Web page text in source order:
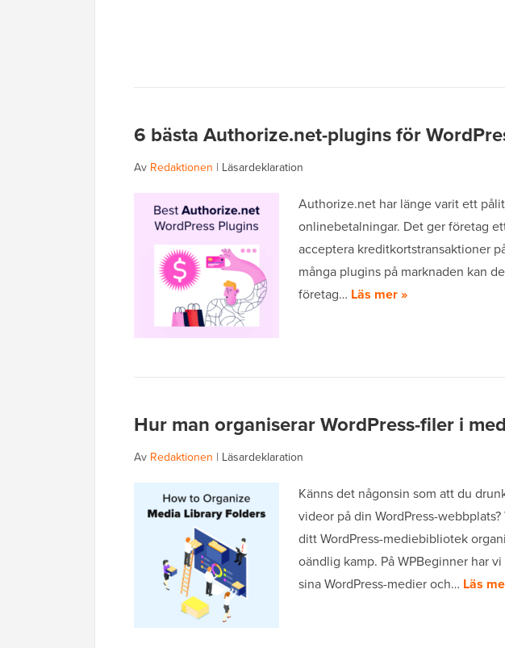
6 bästa Authorize.net-plugins för
Av Redaktionen | Läsardeklaration
Authorize.net har länge varit ett
onlinebetalningar. Det ger företag
acceptera kreditkortstransaktioner
många plugins på marknaden kan
företag… Läs mer »
Hur man organiserar WordPress-filer i
Av Redaktionen | Läsardeklaration
Känns det någonsin som att du
videor på din WordPress-
ditt WordPress-mediebibliotek
oändlig kamp. På WPBeginner har
sina WordPress-medier och… Läs